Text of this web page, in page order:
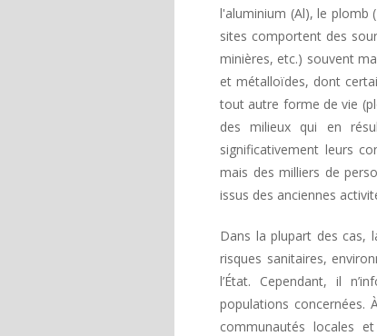
l'aluminium (Al), le plomb
sites comportent des
minières, etc.) souvent
et métalloïdes, dont
tout autre forme de vie
des milieux qui en
significativement leurs
mais des milliers de
issus des anciennes
Dans la plupart des cas,
risques sanitaires,
l’État. Cependant, il
populations concernées.
communautés locales